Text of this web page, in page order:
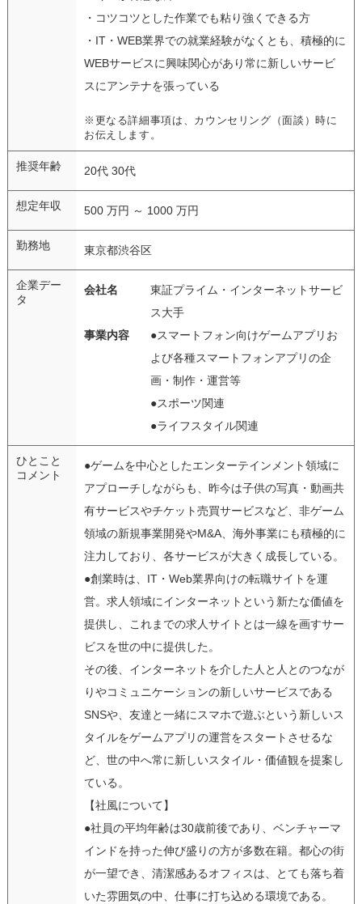
・コツコツとした作業でも粘り強くできる方
・IT・WEB業界での就業経験がなくとも、積極的に
WEBサービスに興味関心があり常に新しいサービ
スにアンテナを張っている
※更なる詳細事項は、カウンセリング（面談）時に
お伝えします。
推奨年齢 20代 30代
想定年収 500 万円 ～ 1000 万円
勤務地 東京都渋谷区
企業デー
タ
会社名
東証プライム・インターネットサービ
ス大手
事業内容
●スマートフォン向けゲームアプリお
よび各種スマートフォンアプリの企
画・制作・運営等
●スポーツ関連
●ライフスタイル関連
ひとこと
コメント
●ゲームを中心としたエンターテインメント領域に
アプローチしながらも、昨今は子供の写真・動画共
有サービスやチケット売買サービスなど、非ゲーム
領域の新規事業開発やM&A、海外事業にも積極的に
注力しており、各サービスが大きく成長している。
●創業時は、IT・Web業界向けの転職サイトを運
営。求人領域にインターネットという新たな価値を
提供し、これまでの求人サイトとは一線を画すサー
ビスを世の中に提供した。
その後、インターネットを介した人と人とのつなが
りやコミュニケーションの新しいサービスである
SNSや、友達と一緒にスマホで遊ぶという新しいス
タイルをゲームアプリの運営をスタートさせるな
ど、世の中へ常に新しいスタイル・価値観を提案し
ている。
【社風について】
●社員の平均年齢は30歳前後であり、ベンチャーマ
インドを持った伸び盛りの方が多数在籍。都心の街
が一望でき、清潔感あるオフィスは、とても落ち着
いた雰囲気の中、仕事に打ち込める環境である。